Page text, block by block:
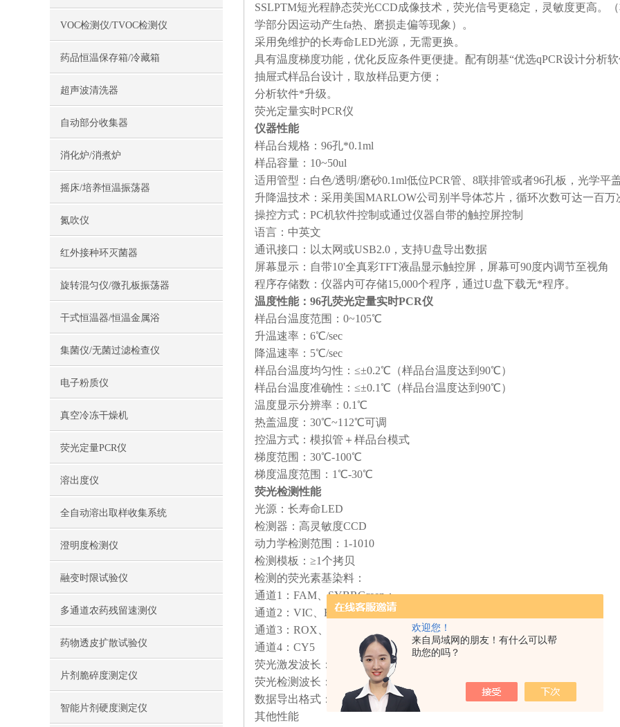
欢迎您！
来自局域网的朋友！有什么可以帮
助您的吗？
VOC检测仪/TVOC检测仪
药品恒温保存箱/冷藏箱
超声波清洗器
自动部分收集器
消化炉/消煮炉
摇床/培养恒温振荡器
氮吹仪
红外接种环灭菌器
旋转混匀仪/微孔板振荡器
干式恒温器/恒温金属浴
集菌仪/无菌过滤检查仪
电子粉质仪
真空冷冻干燥机
荧光定量PCR仪
溶出度仪
全自动溶出取样收集系统
澄明度检测仪
融变时限试验仪
多通道农药残留速测仪
药物透皮扩散试验仪
片剂脆碎度测定仪
智能片剂硬度测定仪
SSLPTM短光程静态荧光CCD成像技术，荧光信号更稳定，灵敏度更高。
学部分因运动产生fa热、磨损走偏等现象）。
采用免维护的长寿命LED光源，无需更换。
具有温度梯度功能，优化反应条件更便捷。配有朗基“优选qPCR设计分析
抽屉式样品台设计，取放样品更方便；
分析软件*升级。
荧光定量实时PCR仪
仪器性能
样品台规格：96孔*0.1ml
样品容量：10~50ul
适用管型：白色/透明/磨砂0.1ml低位PCR管、8联排管或者96孔板，光学平
升降温技术：采用美国MARLOW公司别半导体芯片，循环次数可达一百万
操控方式：PC机软件控制或通过仪器自带的触控屏控制
语言：中英文
通讯接口：以太网或USB2.0，支持U盘导出数据
屏幕显示：自带10'全真彩TFT液晶显示触控屏，屏幕可90度内调节至视角
程序存储数：仪器内可存储15,000个程序，通过U盘下载无*程序。
温度性能：96孔荧光定量实时PCR仪
样品台温度范围：0~105℃
升温速率：6℃/sec
降温速率：5℃/sec
样品台温度均匀性：≤±0.2℃（样品台温度达到90℃）
样品台温度准确性：≤±0.1℃（样品台温度达到90℃）
温度显示分辨率：0.1℃
热盖温度：30℃~112℃可调
控温方式：模拟管＋样品台模式
梯度范围：30℃-100℃
梯度温度范围：1℃-30℃
荧光检测性能
光源：长寿命LED
检测器：高灵敏度CCD
动力学检测范围：1-1010
检测模板：≥1个拷贝
检测的荧光素基染料：
通道1：FAM、SYBRGreen；
通道2：VIC、HEX、TET、JOE、CY3、TAMARA、NED
通道3：ROX、TEXAS-RED
通道4：CY5
荧光激发波长：300-800nm
荧光检测波长：500-800nm
数据导出格式：Excel、TXT
其他性能